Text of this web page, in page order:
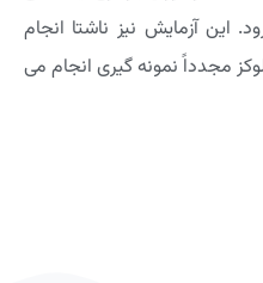
این آزمایش نیز ناشتا انجام
مجدداً نمونه گیری انجام می